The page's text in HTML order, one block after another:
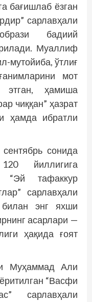
бағишлаб ёзган
сарлавҳали
бадиий
Муаллиф
мутойиба, ўтлиғ
мот
ҳамиша
чиққан” ҳазрат
ҳамда ибратли
сонида
йиллигига
“Эй тафаккур
сарлавҳали
энг яхши
асарлари —
ҳақида ғоят
Муҳаммад Али
“Васфи
сарлавҳали